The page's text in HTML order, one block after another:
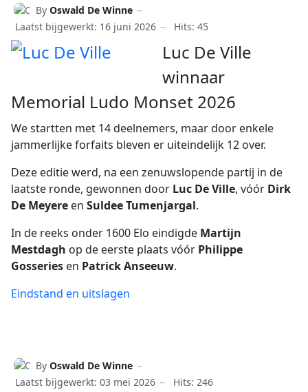
By Oswald De Winne
Laatst bijgewerkt: 16 juni 2026
Hits: 45
Luc De Ville
winnaar
Memorial Ludo Monset 2026
We startten met 14 deelnemers, maar door enkele
jammerlijke forfaits bleven er uiteindelijk 12 over.
Deze editie werd, na een zenuwslopende partij in de
laatste ronde, gewonnen door Luc De Ville, vóór Dirk
De Meyere en Suldee Tumenjargal.
In de reeks onder 1600 Elo eindigde Martijn
Mestdagh op de eerste plaats vóór Philippe
Gosseries en Patrick Anseeuw.
Eindstand en uitslagen
By Oswald De Winne
Laatst bijgewerkt: 03 mei 2026
Hits: 246